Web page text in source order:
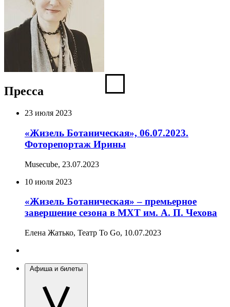
Пресса
23 июля 2023
«Жизель Ботаническая», 06.07.2023.
Фоторепортаж Ирины
Musecube, 23.07.2023
10 июля 2023
«Жизель Ботаническая» – премьерное
завершение сезона в МХТ им. А. П. Чехова
Елена Жатько, Театр To Go, 10.07.2023
Афиша и билеты